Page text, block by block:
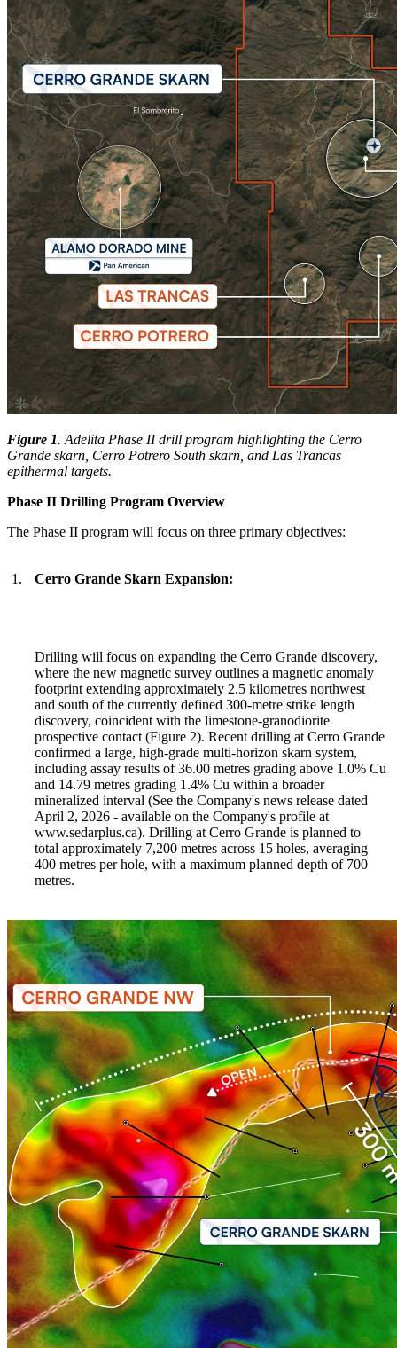
Figure 1. Adelita Phase II drill program highlighting the Cerro
Grande skarn, Cerro Potrero South skarn, and Las Trancas
epithermal targets.
Phase II Drilling Program Overview
The Phase II program will focus on three primary objectives:
1. Cerro Grande Skarn Expansion:
Drilling will focus on expanding the Cerro Grande discovery,
where the new magnetic survey outlines a magnetic anomaly
footprint extending approximately 2.5 kilometres northwest
and south of the currently defined 300-metre strike length
discovery, coincident with the limestone-granodiorite
prospective contact (Figure 2). Recent drilling at Cerro Grande
confirmed a large, high-grade multi-horizon skarn system,
including assay results of 36.00 metres grading above 1.0% Cu
and 14.79 metres grading 1.4% Cu within a broader
mineralized interval (See the Company's news release dated
April 2, 2026 - available on the Company's profile at
www.sedarplus.ca). Drilling at Cerro Grande is planned to
total approximately 7,200 metres across 15 holes, averaging
400 metres per hole, with a maximum planned depth of 700
metres.